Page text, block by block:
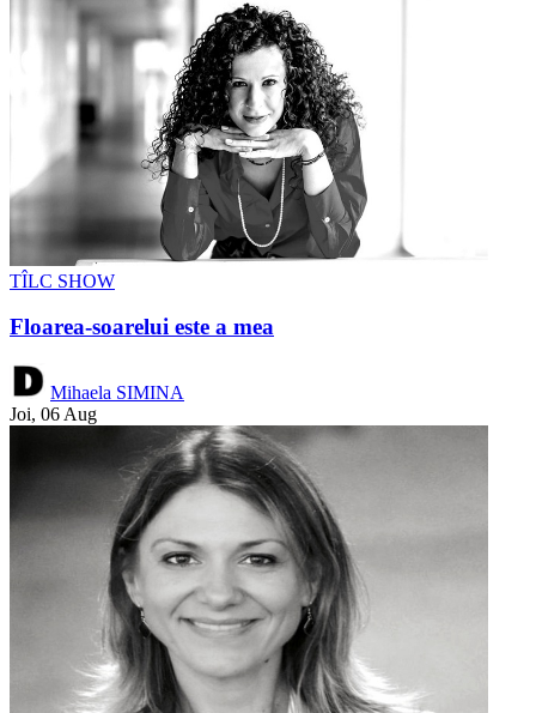
TÎLC SHOW
Floarea-soarelui este a mea
Mihaela SIMINA
Joi, 06 Aug